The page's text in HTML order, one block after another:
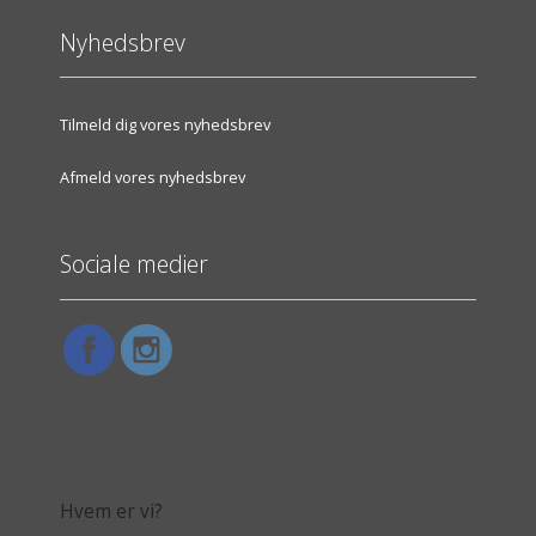
Nyhedsbrev
Tilmeld dig vores nyhedsbrev
Afmeld vores nyhedsbrev
Sociale medier
Hvem er vi?